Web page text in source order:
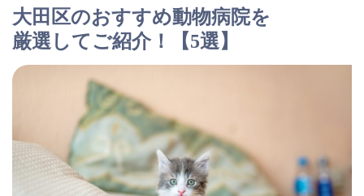
大田区のおすすめ動物病院を
厳選してご紹介！【5選】